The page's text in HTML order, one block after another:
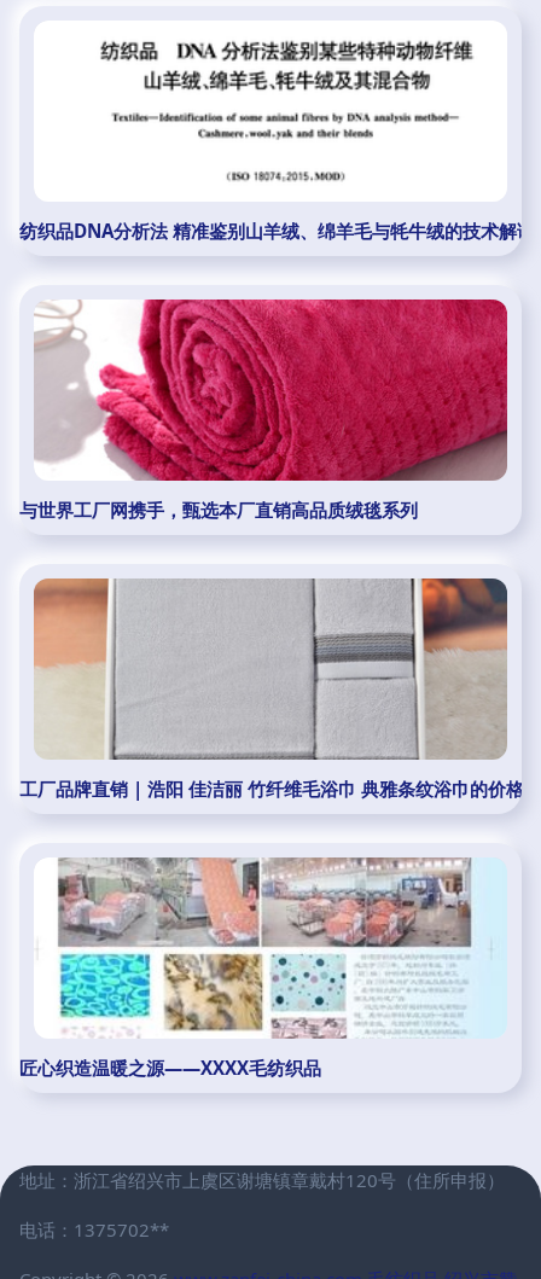
纺织品DNA分析法 精准鉴别山羊绒、绵羊毛与牦牛绒的技术
与世界工厂网携手，甄选本厂直销高品质绒毯系列
工厂品牌直销 | 浩阳 佳洁丽 竹纤维毛浴巾 典雅条纹浴巾的价格
匠心织造温暖之源——XXXX毛纺织品
地址：浙江省绍兴市上虞区谢塘镇章戴村120号（住所申报）
电话：1375702**